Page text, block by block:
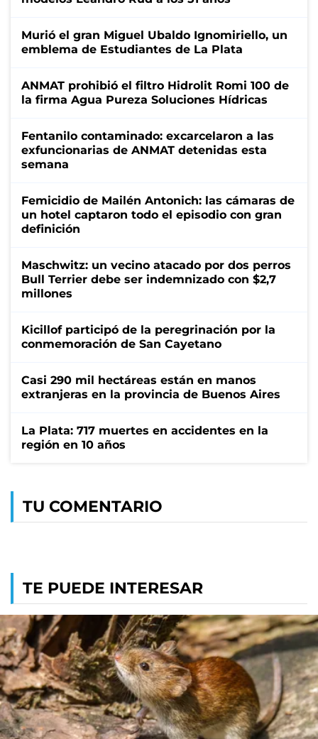
Murió el gran Miguel Ubaldo Ignomiriello, un
emblema de Estudiantes de La Plata
ANMAT prohibió el filtro Hidrolit Romi 100 de
la firma Agua Pureza Soluciones Hídricas
Fentanilo contaminado: excarcelaron a las
exfuncionarias de ANMAT detenidas esta
semana
Femicidio de Mailén Antonich: las cámaras de
un hotel captaron todo el episodio con gran
definición
Maschwitz: un vecino atacado por dos perros
Bull Terrier debe ser indemnizado con $2,7
millones
Kicillof participó de la peregrinación por la
conmemoración de San Cayetano
Casi 290 mil hectáreas están en manos
extranjeras en la provincia de Buenos Aires
La Plata: 717 muertes en accidentes en la
región en 10 años
TU COMENTARIO
TE PUEDE INTERESAR